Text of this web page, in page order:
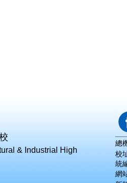
& Industrial High
總
校
統
網